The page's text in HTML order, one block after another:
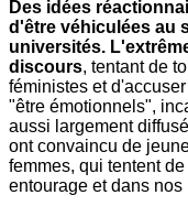
Des idées
d'être véhiculées au
universités.
discours, tentant de
féministes et
"être émotionnels",
aussi largement
ont convaincu de
femmes, qui tentent
entourage et dans nos